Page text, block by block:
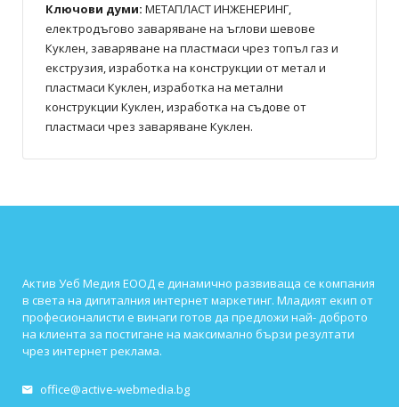
Ключови думи: МЕТАПЛАСТ ИНЖЕНЕРИНГ,
електродъгово заваряване на ъглови шевове
Куклен, заваряване на пластмаси чрез топъл газ и
екструзия, изработка на конструкции от метал и
пластмаси Куклен, изработка на метални
конструкции Куклен, изработка на съдове от
пластмаси чрез заваряване Куклен.
Актив Уеб Медия ЕООД е динамично развиваща се компания
в света на дигиталния интернет маркетинг. Младият екип от
професионалисти е винаги готов да предложи най- доброто
на клиента за постигане на максимално бързи резултати
чрез интернет реклама.
office@active-webmedia.bg